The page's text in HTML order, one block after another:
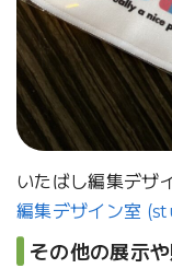
いたばし編集デザ
編集デザイン室
その他の展示